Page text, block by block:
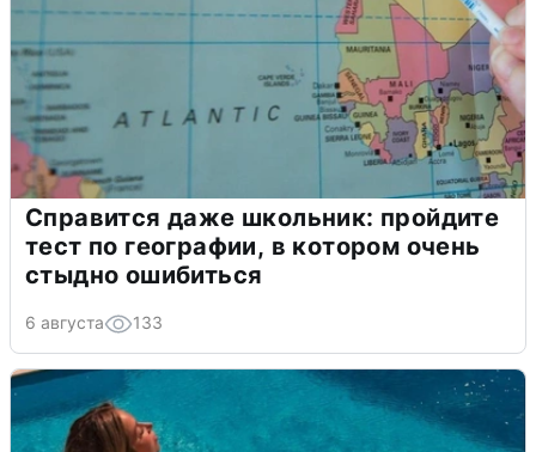
Справится даже школьник: пройдите
тест по географии, в котором очень
стыдно ошибиться
6 августа 133